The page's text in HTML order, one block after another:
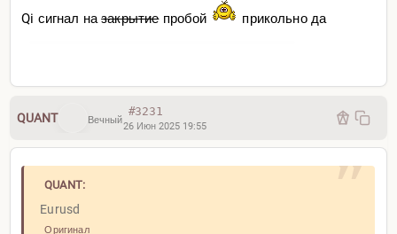
Qi сигнал назакрытиепробой прикольно да
QUANT Вечный
#3231
26 Июн 2025 19:55
QUANT:
Eurusd
Оригинал